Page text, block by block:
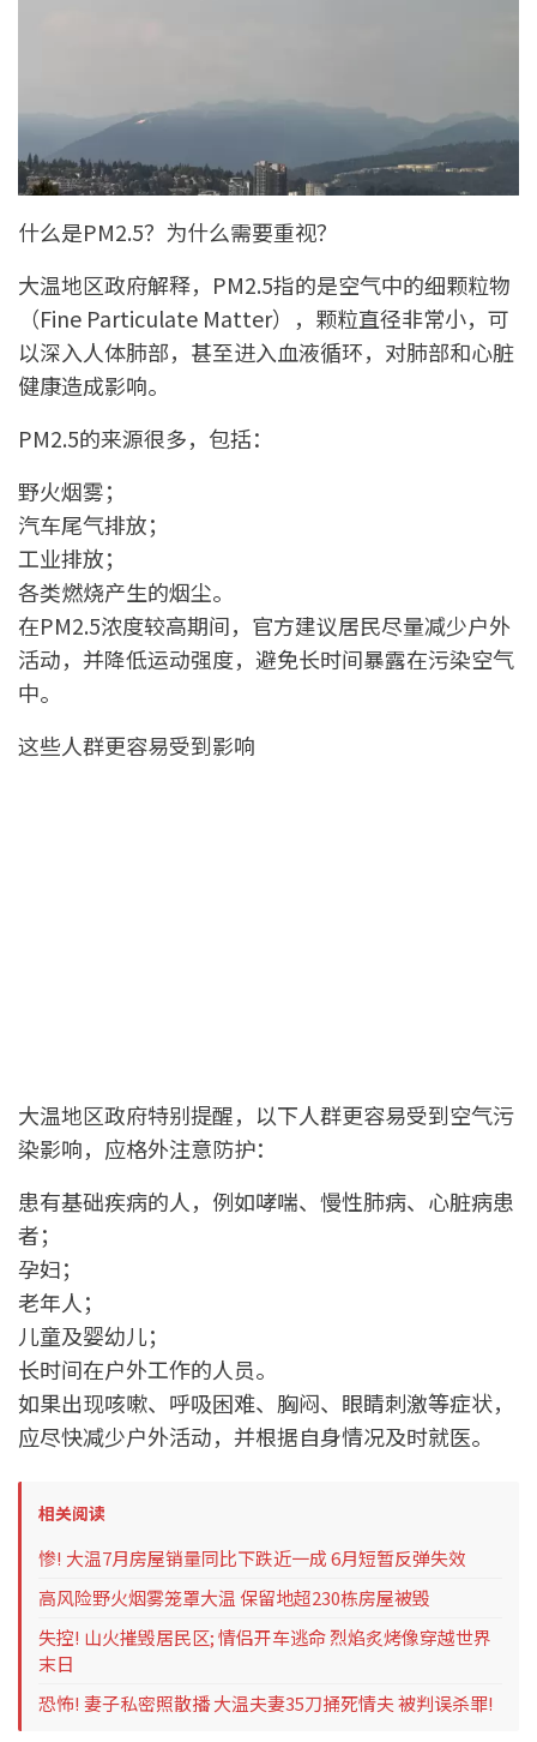
什么是PM2.5？为什么需要重视？
大温地区政府解释，PM2.5指的是空气中的细颗粒物
（Fine Particulate Matter），颗粒直径非常小，可
以深入人体肺部，甚至进入血液循环，对肺部和心脏
健康造成影响。
PM2.5的来源很多，包括：
野火烟雾；
汽车尾气排放；
工业排放；
各类燃烧产生的烟尘。
在PM2.5浓度较高期间，官方建议居民尽量减少户外
活动，并降低运动强度，避免长时间暴露在污染空气
中。
这些人群更容易受到影响
大温地区政府特别提醒，以下人群更容易受到空气污
染影响，应格外注意防护：
患有基础疾病的人，例如哮喘、慢性肺病、心脏病患
者；
孕妇；
老年人；
儿童及婴幼儿；
长时间在户外工作的人员。
如果出现咳嗽、呼吸困难、胸闷、眼睛刺激等症状，
应尽快减少户外活动，并根据自身情况及时就医。
相关阅读
惨! 大温7月房屋销量同比下跌近一成 6月短暂反弹失效
高风险野火烟雾笼罩大温 保留地超230栋房屋被毁
失控! 山火摧毁居民区; 情侣开车逃命 烈焰炙烤像穿越世界
末日
恐怖! 妻子私密照散播 大温夫妻35刀捅死情夫 被判误杀罪!